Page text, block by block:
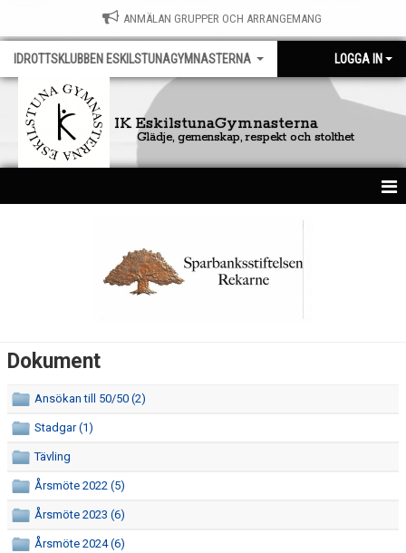
ANMÄLAN GRUPPER OCH ARRANGEMANG
IDROTTSKLUBBEN ESKILSTUNAGYMNASTERNA LOGGA IN
IK EskilstunaGymnasterna
Glädje, gemenskap, respekt och stolthet
KALENDER
BILDGALLERI
NYHETSARKIV
Dokument
Ansökan till 50/50 (2)
Stadgar (1)
Tävling
Årsmöte 2022 (5)
Årsmöte 2023 (6)
Årsmöte 2024 (6)